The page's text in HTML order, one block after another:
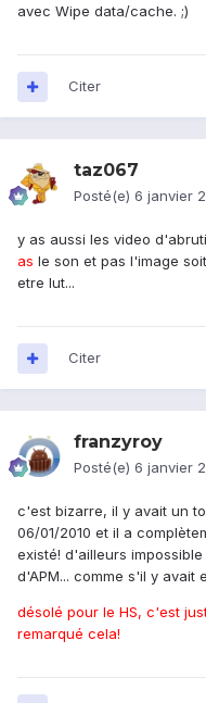
avec Wipe data/cache. ;)
Citer
taz067
Posté(e) 6 janvier
y as aussi les video
as le son et pas l'image
etre lut...
Citer
franzyroy
Posté(e) 6 janvier
c'est bizarre, il y avait un
06/01/2010 et il a
existé! d'ailleurs
d'APM... comme s'il y avait
désolé pour le HS, c'est
remarqué cela!